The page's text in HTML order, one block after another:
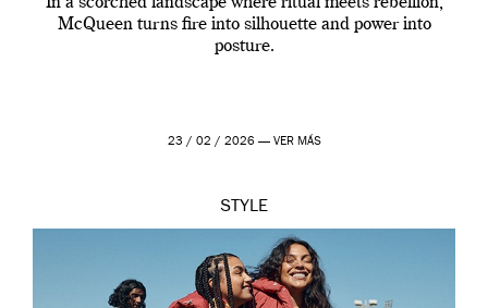
McQueen turns fire into silhouette and power into
posture.
23 / 02 / 2026 — VER MÁS
STYLE